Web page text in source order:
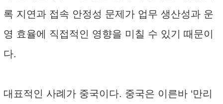
록 지연과 접속 안정성 문제가 업무 생산성과 운
영 효율에 직접적인 영향을 미칠 수 있기 때문이
다.
대표적인 사례가 중국이다. 중국은 이른바 ‘만리